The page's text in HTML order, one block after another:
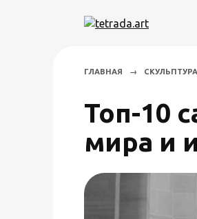
ГЛАВНАЯ → СКУЛЬПТУРА
Топ-10
мира и